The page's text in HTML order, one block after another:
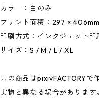
カラー：白のみ
プリント面積：297 ×
印刷方式：インクジェット印
サイズ：S / M / L / XL
この商品はpixivFACTORYで
実物と異なる場合があります